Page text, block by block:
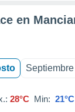
en
Septiembre
28°C Min: 21°C